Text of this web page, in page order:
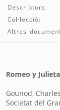
Descriptors:
Col·lecció:
Altres
Romeo y
Gounod, Charles
Societat del